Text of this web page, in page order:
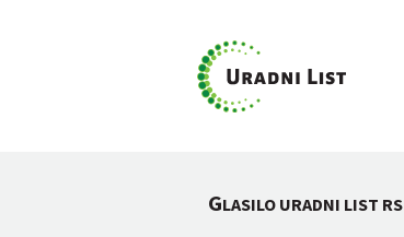
GLASILO URADNI LIST RS